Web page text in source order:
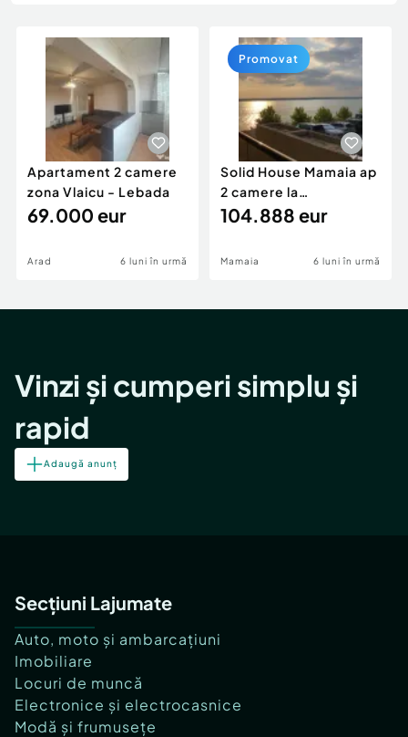
Animale de companie
Afaceri și echipamente profesionale
Inchiriere Bunuri si Vehicule
Piese auto si accesorii
Dacia Duster
Apartament 2 camere
zona Vlaicu - Lebada
69.000 eur
Arad 6 luni în urmă
Solid House Mamaia ap
2 camere la
cheie,langa Mega
104.888 eur
Mamaia 6 luni în urmă
Promovat
Vinzi și cumperi simplu și
rapid
Adaugă anunț
Secțiuni Lajumate
Auto, moto și ambarcațiuni
Imobiliare
Locuri de muncă
Electronice și electrocasnice
Modă și frumusețe